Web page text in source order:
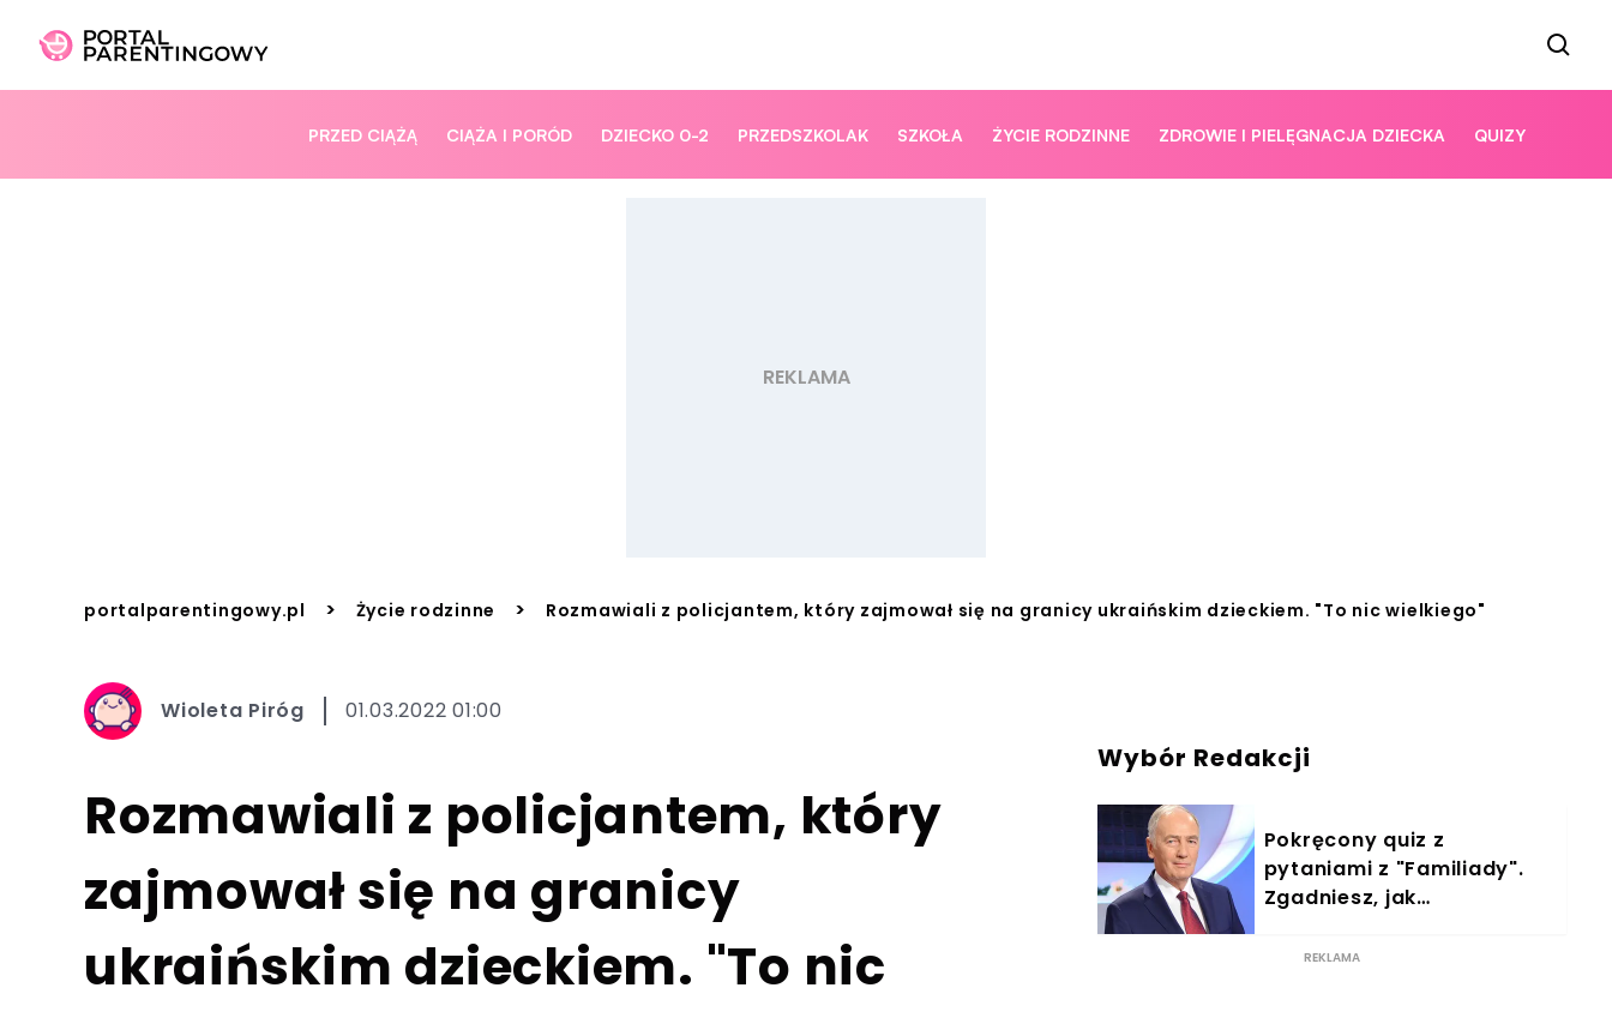
PRZED CIĄŻĄ CIĄŻA I PORÓD DZIECKO 0-2 PRZEDSZKOLAK SZKOŁA ŻYCIE RODZINNE ZDROWIE I PIELĘGNACJA DZIECKA QUIZY
portalparentingowy.pl > Życie rodzinne > Rozmawiali z policjantem, który zajmował się na granicy ukraińskim dzieckiem. "To nic wielkiego"
Wioleta Piróg 01.03.2022 01:00
Rozmawiali z policjantem, który
zajmował się na granicy
ukraińskim dzieckiem. "To nic
Wybór Redakcji
Pokręcony quiz z
pytaniami z "Familiady".
Zgadniesz, jak
ankietowani?